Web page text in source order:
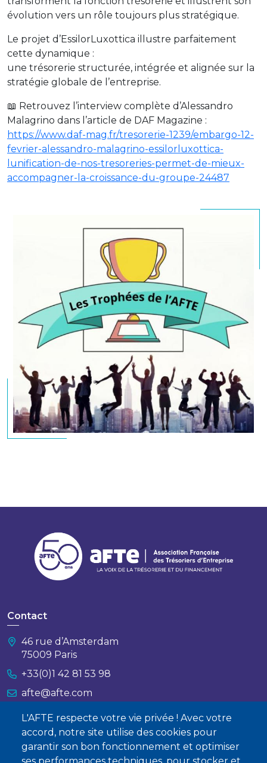
L'AFTE respecte votre vie privée ! Avec votre
accord, notre site utilise des cookies pour
garantir son bon fonctionnement et optimiser
évolution vers un rôle toujours plus stratégique.
Le projet d’EssilorLuxottica illustre parfaitement
cette dynamique :
une trésorerie structurée, intégrée et alignée sur la
stratégie globale de l’entreprise.
📖 Retrouvez l’interview complète d’Alessandro
Malagrino dans l’article de DAF Magazine :
https://www.daf-mag.fr/tresorerie-1239/embargo-12-
fevrier-alessandro-malagrino-essilorluxottica-
lunification-de-nos-tresoreries-permet-de-mieux-
accompagner-la-croissance-du-groupe-24487
Contact
46 rue d’Amsterdam
75009 Paris
+33(0)1 42 81 53 98
afte@afte.com
Nous contacter
À propos